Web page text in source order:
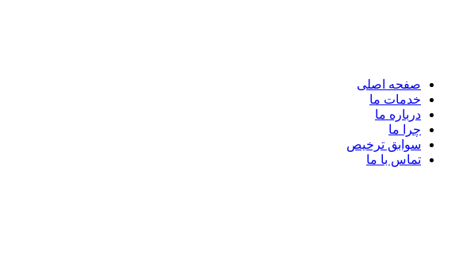
صفحه اصلی
خدمات ما
درباره ما
چرا ما
سوابق ترخیص
تماس با ما